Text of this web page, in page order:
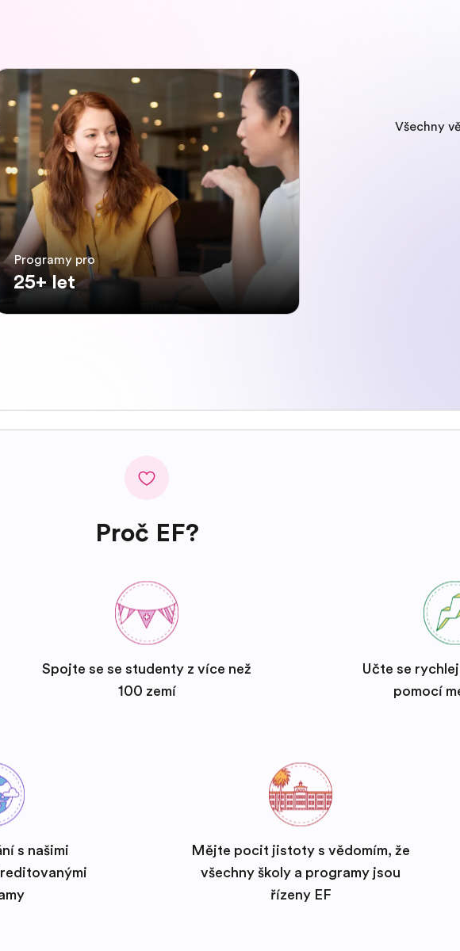
Programy pro
25+ let
Všechny
Proč EF?
Spojte se se studenty z více než
100 zemí
Učte se
pomocí
s našimi
Mějte pocit jistoty s vědomím, že
všechny školy a programy jsou
řízeny EF